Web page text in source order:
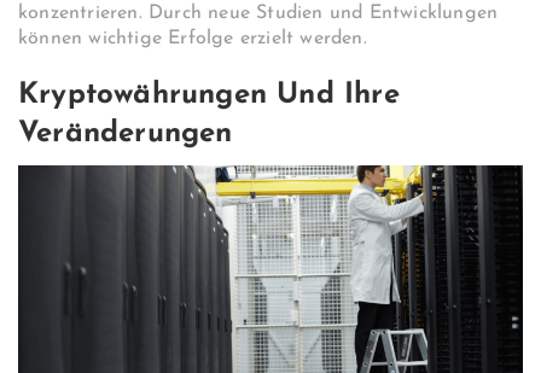
konzentrieren. Durch neue Studien und Entwicklungen
können wichtige Erfolge erzielt werden.
Kryptowährungen Und Ihre
Veränderungen